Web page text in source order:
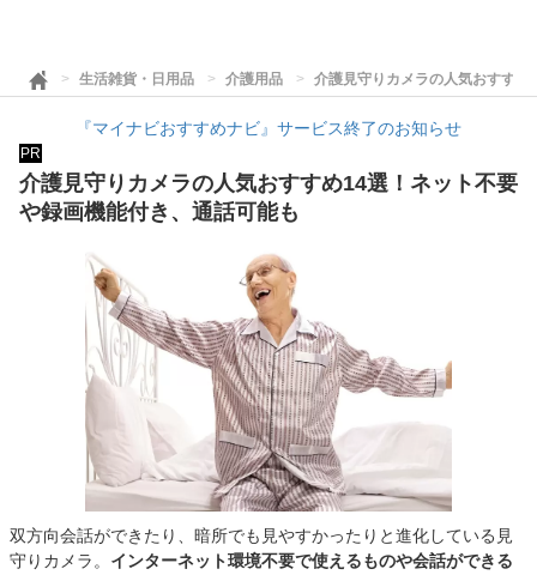
生活雑貨・日用品 介護用品 介護見守りカメラの人気おすす
『マイナビおすすめナビ』サービス終了のお知らせ
PR
介護見守りカメラの人気おすすめ14選！ネット不要
や録画機能付き、通話可能も
双方向会話ができたり、暗所でも見やすかったりと進化している見
守りカメラ。 インターネット環境不要で使えるものや会話ができる